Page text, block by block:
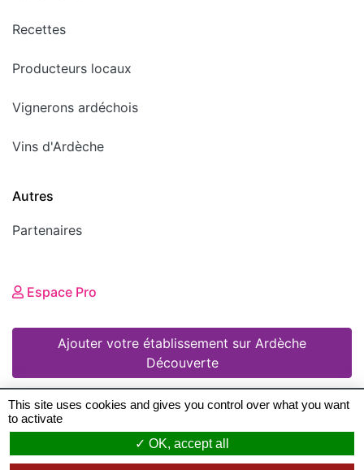
Recettes
Producteurs locaux
Vignerons ardéchois
Vins d'Ardèche
Autres
Partenaires
Espace Pro
Ajouter votre établissement sur Ardèche
Découverte
© 2008 - 2026 Ardèche Découverte •
légales•Conditions Générales d'Utilisation•
This site uses cookies and gives you control over what you want
to activate
OK, accept all